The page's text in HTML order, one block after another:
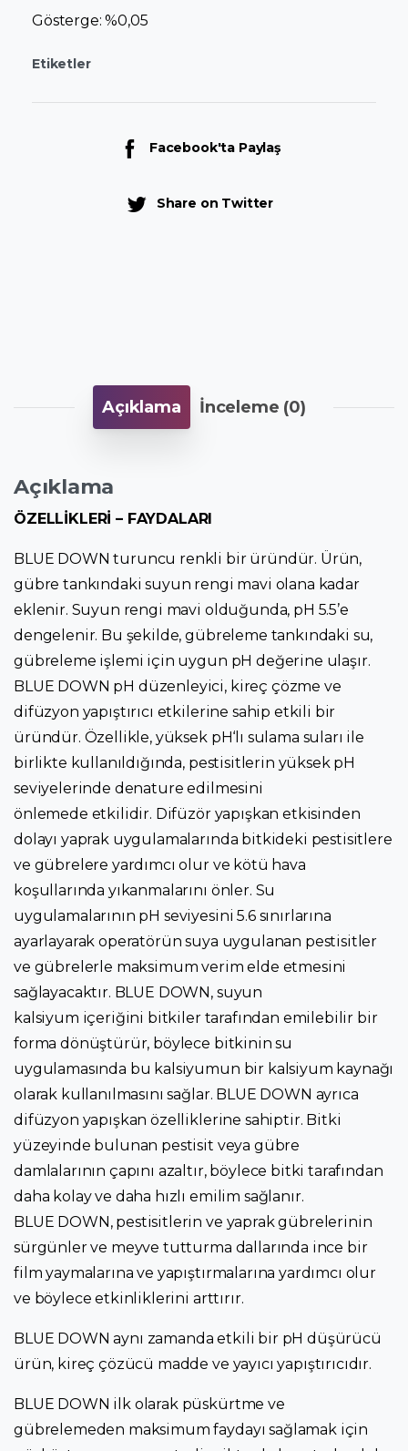
Gösterge: %0,05
Etiketler
Facebook'ta Paylaş
Share on Twitter
Açıklama İnceleme (0)
Açıklama
ÖZELLİKLERİ – FAYDALARI
BLUE DOWN turuncu renkli bir üründür. Ürün,
gübre tankındaki suyun rengi mavi olana kadar
eklenir. Suyun rengi mavi olduğunda, pH 5.5’e
dengelenir. Bu şekilde, gübreleme tankındaki su,
gübreleme işlemi için uygun pH değerine ulaşır.
BLUE DOWN pH düzenleyici, kireç çözme ve
difüzyon yapıştırıcı etkilerine sahip etkili bir
üründür. Özellikle, yüksek pH‘lı sulama suları ile
birlikte kullanıldığında, pestisitlerin yüksek pH
seviyelerinde denature edilmesini
önlemede etkilidir. Difüzör yapışkan etkisinden
dolayı yaprak uygulamalarında bitkideki pestisitlere
ve gübrelere yardımcı olur ve kötü hava
koşullarında yıkanmalarını önler. Su
uygulamalarının pH seviyesini 5.6 sınırlarına
ayarlayarak operatörün suya uygulanan pestisitler
ve gübrelerle maksimum verim elde etmesini
sağlayacaktır. BLUE DOWN, suyun
kalsiyum içeriğini bitkiler tarafından emilebilir bir
forma dönüştürür, böylece bitkinin su
uygulamasında bu kalsiyumun bir kalsiyum kaynağı
olarak kullanılmasını sağlar. BLUE DOWN ayrıca
difüzyon yapışkan özelliklerine sahiptir. Bitki
yüzeyinde bulunan pestisit veya gübre
damlalarının çapını azaltır, böylece bitki tarafından
daha kolay ve daha hızlı emilim sağlanır.
BLUE DOWN, pestisitlerin ve yaprak gübrelerinin
sürgünler ve meyve tutturma dallarında ince bir
film yaymalarına ve yapıştırmalarına yardımcı olur
ve böylece etkinliklerini arttırır.
BLUE DOWN aynı zamanda etkili bir pH düşürücü
ürün, kireç çözücü madde ve yayıcı yapıştırıcıdır.
BLUE DOWN ilk olarak püskürtme ve
gübrelemeden maksimum faydayı sağlamak için